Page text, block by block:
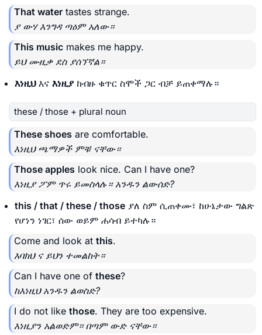
That water tastes strange.
ያ ውሃ እንግዳ ጣዕም አለው።
This music makes me happy.
ይህ ሙዚቃ ደስ ያሰኘኛል።
እነዚህእና እነዚያ ከብዙ ቁጥር ስሞች ጋር ብቻ ይጠቀማሉ።
these / those + plural noun
These shoes are comfortable.
እነዚህ ጫማዎች ምቹ ናቸው።
Those apples look nice. Can I have one?
እነዚያ ፖም ጥሩ ይመስላሉ። አንዱን ልውሰድ?
this / that / these / those ያለ ስም ሲጠቀሙ፣ ከሁኔታው ግልጽ
የሆነን ነገር፣ ሰው ወይም ሐሳብ ይተካሉ።
Come and look at this.
እባክህ ና ይህን ተመልከት።
Can I have one of these?
ከእነዚህ አንዱን ልወስድ?
I do not like those. They are too expensive.
እነዚያን አልወድም። በጣም ውድ ናቸው።